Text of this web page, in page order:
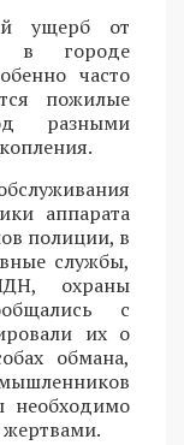
ущерб от
в городе
часто
пожилые
разными
аппарата
полиции, в
службы,
охраны
с
их о
обмана,
необходимо
жертвами.